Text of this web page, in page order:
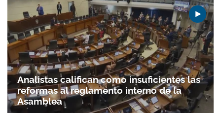
Analistas califican como insuficientes las
reformas al reglamento interno de la
Asamblea